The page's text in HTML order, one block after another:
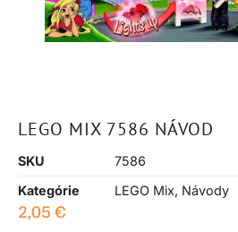
LEGO MIX 7586 NÁVOD
SKU
7586
Kategórie
LEGO Mix, Návody
2,05 €